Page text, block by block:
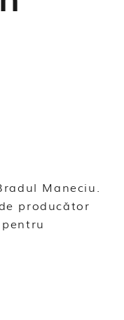
Maneciu.
producător